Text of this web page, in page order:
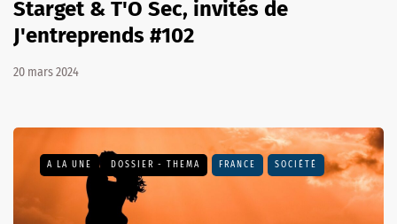
Starget & T'O Sec, invités de
J'entreprends #102
20 mars 2024
A LA UNE DOSSIER - THEMA FRANCE SOCIÉTÉ